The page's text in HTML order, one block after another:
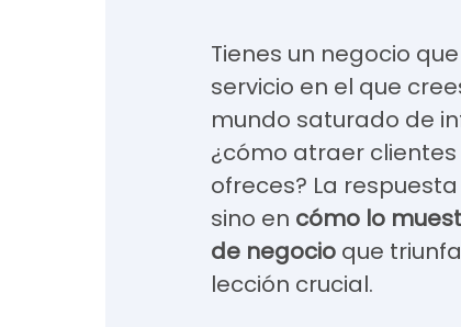
Tienes un negocio
servicio en el que
mundo saturado de
¿cómo atraer
ofreces? La
sino en cómo lo
de negocio que
lección crucial.